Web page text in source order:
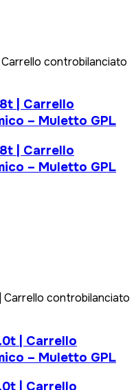
| Carrello
– Muletto GPL
| Carrello
– Muletto GPL
| Carrello
– Muletto GPL